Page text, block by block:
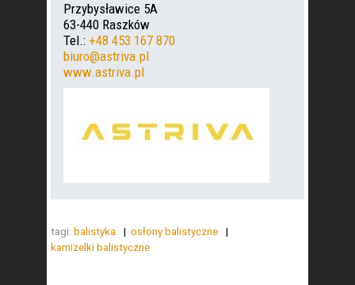
Przybysławice 5A
63-440 Raszków
Tel.: +48 453 167 870
biuro@astriva.pl
www.astriva.pl
tagi: balistyka
osłony balistyczne
kamizelki balistyczne